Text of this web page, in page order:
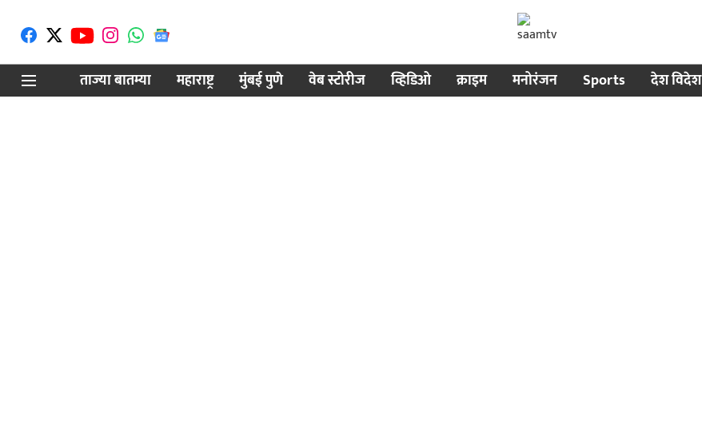
ताज्या बातम्या
महाराष्ट्र मुंबई पुणे वेब स्टोरीज व्हिडिओ क्राइम मनोरंजन Sports देश विदेश